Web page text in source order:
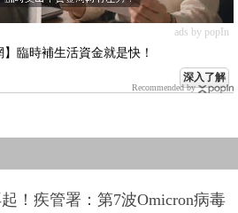
ads by popIn
臨時補生活資金就是快！
深入了解
Recommended by
！疾管署：第7波Omicron病毒